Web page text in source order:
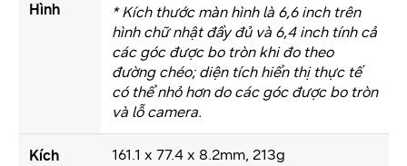
Hình
* Kích thước màn hình là 6,6 inch trên
hình chữ nhật đầy đủ và 6,4 inch tính cả
các góc được bo tròn khi đo theo
đường chéo; diện tích hiển thị thực tế
có thể nhỏ hơn do các góc được bo tròn
và lỗ camera.
Kích
161.1 x 77.4 x 8.2mm, 213g